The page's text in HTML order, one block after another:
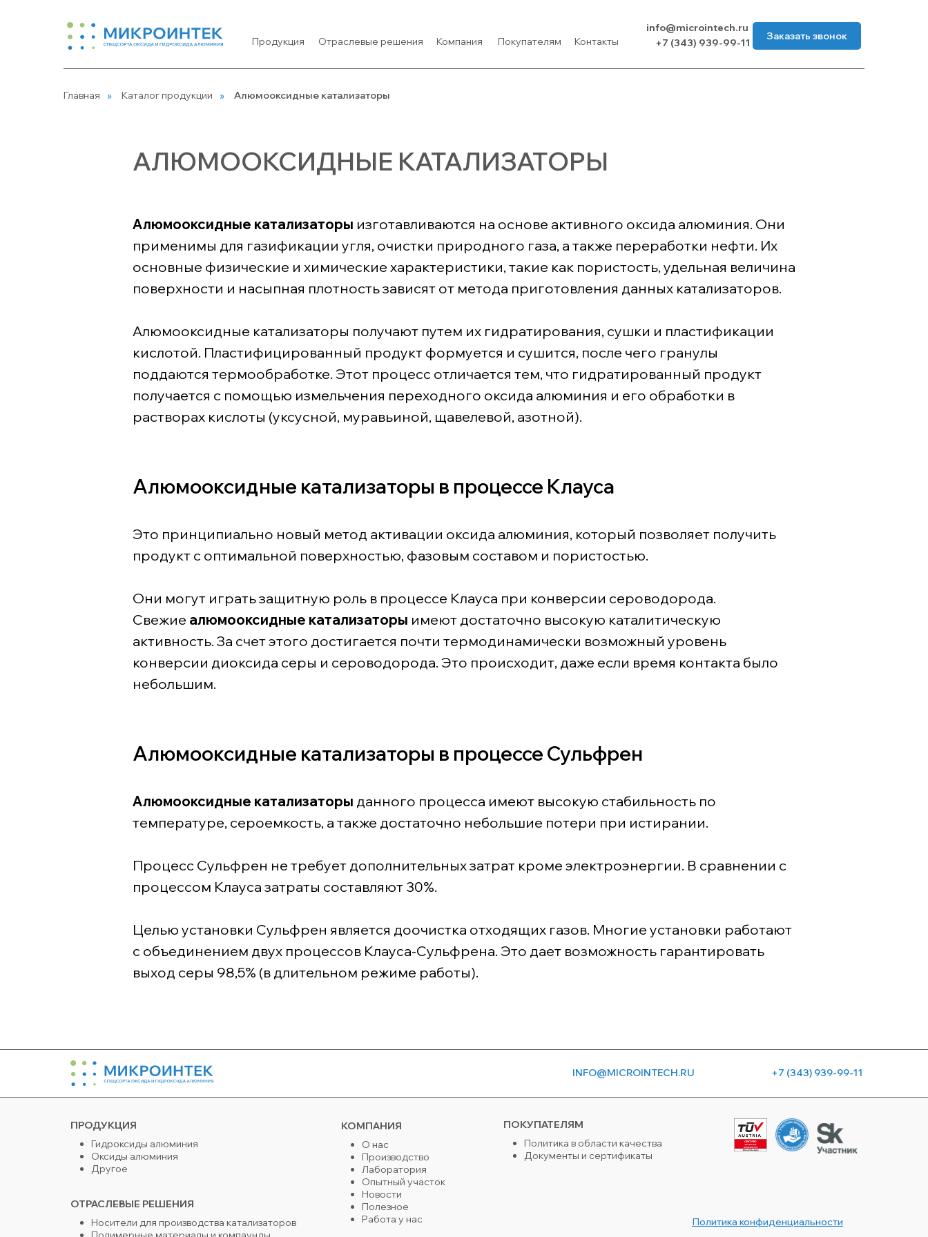
Продукция Отраслевые решения Компания Покупателям Контакты
info@microintech.ru
+7 (343) 939-99-11
Заказать звонок
Продукция Отраслевые решения Компания Покупателям Контакты
info@microintech.ru
+7 (343) 939-99-11
Заказать звонок
Главная » Каталог продукции » Алюмооксидные катализаторы
АЛЮМООКСИДНЫЕ КАТАЛИЗАТОРЫ
Алюмооксидные катализаторы изготавливаются на основе активного оксида алюминия. Они
применимы для газификации угля, очистки природного газа, а также переработки нефти. Их
основные физические и химические характеристики, такие как пористость, удельная величина
поверхности и насыпная плотность зависят от метода приготовления данных катализаторов.
Алюмооксидные катализаторы получают путем их гидратирования, сушки и пластификации
кислотой. Пластифицированный продукт формуется и сушится, после чего гранулы
поддаются термообработке. Этот процесс отличается тем, что гидратированный продукт
получается с помощью измельчения переходного оксида алюминия и его обработки в
растворах кислоты (уксусной, муравьиной, щавелевой, азотной).
Алюмооксидные катализаторы в процессе Клауса
Это принципиально новый метод активации оксида алюминия, который позволяет получить
продукт с оптимальной поверхностью, фазовым составом и пористостью.
Они могут играть защитную роль в процессе Клауса при конверсии сероводорода.
Свежие алюмооксидные катализаторы имеют достаточно высокую каталитическую
активность. За счет этого достигается почти термодинамически возможный уровень
конверсии диоксида серы и сероводорода. Это происходит, даже если время контакта было
небольшим.
Алюмооксидные катализаторы в процессе Сульфрен
Алюмооксидные катализаторы данного процесса имеют высокую стабильность по
температуре, сероемкость, а также достаточно небольшие потери при истирании.
Процесс Сульфрен не требует дополнительных затрат кроме электроэнергии. В сравнении с
процессом Клауса затраты составляют 30%.
Целью установки Сульфрен является доочистка отходящих газов. Многие установки работают
с объединением двух процессов Клауса-Сульфрена. Это дает возможность гарантировать
выход серы 98,5% (в длительном режиме работы).
INFO@MICROINTECH.RU +7 (343) 939-99-11
ПРОДУКЦИЯ
Гидроксиды алюминия
Оксиды алюминия
Другое
КОМПАНИЯ
О нас
Производство
Лаборатория
Опытный участок
Новости
Полезное
Работа у нас
ПОКУПАТЕЛЯМ
Политика в области качества
Документы и сертификаты
Политика конфиденциальности
ОТРАСЛЕВЫЕ РЕШЕНИЯ
Носители для производства катализаторов